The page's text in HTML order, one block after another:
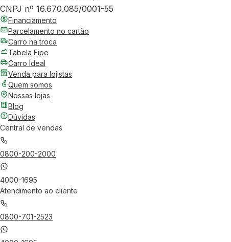
CNPJ nº 16.670.085/0001-55
Financiamento
Parcelamento no cartão
Carro na troca
Tabela Fipe
Carro Ideal
Venda para lojistas
Quem somos
Nossas lojas
Blog
Dúvidas
Central de vendas
0800-200-2000
4000-1695
Atendimento ao cliente
0800-701-2523